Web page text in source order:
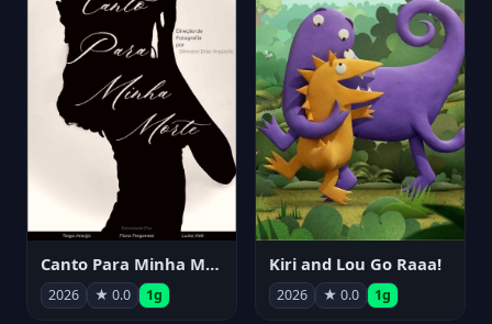
Canto Para Minha Morte
2026 ★ 0.0 1g
Kiri and Lou Go Raaa!
2026 ★ 0.0 1g